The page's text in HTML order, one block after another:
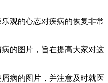
观的心态对疾病的恢复非常
的图片，旨在提高大家对这
病的图片，并注意及时就医